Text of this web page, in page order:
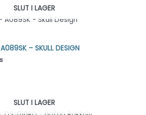
SLUT I LAGER
– SKULL DESIGN
SLUT I LAGER